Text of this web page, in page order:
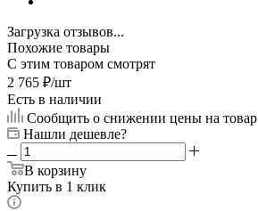
Загрузка отзывов...
Похожие товары
С этим товаром смотрят
2 765 ₽/шт
Есть в наличии
Сообщить о снижении цены на товар
Нашли дешевле?
В корзину
Купить в 1 клик